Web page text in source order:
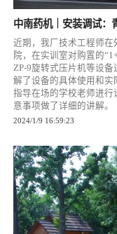
中南药机｜安装调试：
近期，我厂技术工程师在
院，在实训室对购置的
ZP-9旋转式压片机等设
解了设备的具体使用和
指导在场的学校老师进
意事项做了详细的讲解。
2024/1/9 16:59:23